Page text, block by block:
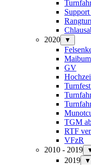
2020
▼
GV
TGM
RTF
VFzR
2010 - 2019
2019 ▼